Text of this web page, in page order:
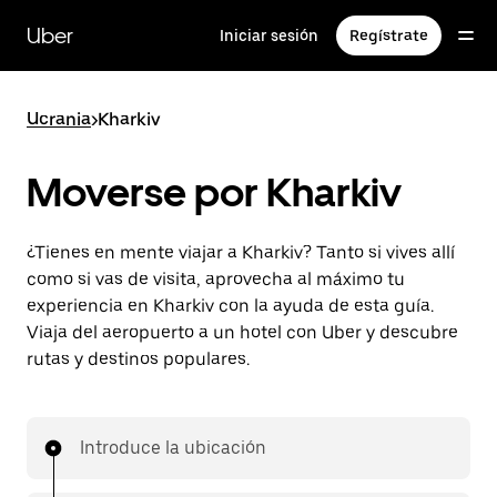
contenido
principal
Uber Iniciar sesión Regístrate
Ucrania>Kharkiv
Moverse por Kharkiv
¿Tienes en mente viajar a Kharkiv? Tanto si vives allí
como si vas de visita, aprovecha al máximo tu
experiencia en Kharkiv con la ayuda de esta guía.
Viaja del aeropuerto a un hotel con Uber y descubre
rutas y destinos populares.
Introduce la ubicación